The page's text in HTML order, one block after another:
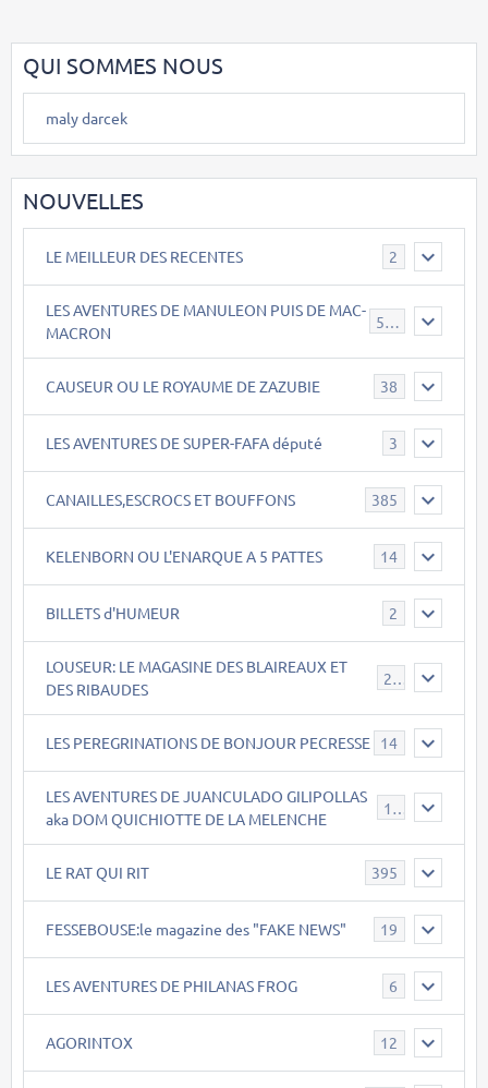
QUI SOMMES NOUS
maly darcek
NOUVELLES
LE MEILLEUR DES RECENTES 2
LES AVENTURES DE MANULEON PUIS DE MAC-
MACRON
543
CAUSEUR OU LE ROYAUME DE ZAZUBIE 38
LES AVENTURES DE SUPER-FAFA député 3
CANAILLES,ESCROCS ET BOUFFONS 385
KELENBORN OU L'ENARQUE A 5 PATTES 14
BILLETS d'HUMEUR 2
LOUSEUR: LE MAGASINE DES BLAIREAUX ET
DES RIBAUDES
21
LES PEREGRINATIONS DE BONJOUR PECRESSE 14
LES AVENTURES DE JUANCULADO GILIPOLLAS
aka DOM QUICHIOTTE DE LA MELENCHE
119
LE RAT QUI RIT 395
FESSEBOUSE:le magazine des "FAKE NEWS" 19
LES AVENTURES DE PHILANAS FROG 6
AGORINTOX 12